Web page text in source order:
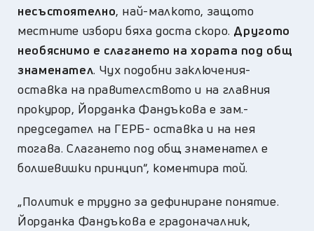
несъстоятелно, най-малкото, защото
местните избори бяха доста скоро. Другото
необяснимо е слагането на хората под общ
знаменател. Чух подобни заключения-
оставка на правителството и на главния
прокурор, Йорданка Фандъкова е зам.-
председател на ГЕРБ- оставка и на нея
тогава. Слагането под общ знаменател е
болшевишки принцип“, коментира той.
„Политик е трудно за дефиниране понятие.
Йорданка Фандъкова е градоначалник,